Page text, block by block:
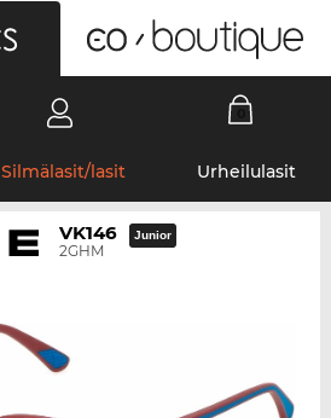
Silmälasit/lasit Urheilulasit
VK146
2GHM
Junior